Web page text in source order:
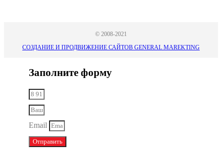
© 2008-2021
СОЗДАНИЕ И ПРОДВИЖЕНИЕ САЙТОВ GENERAL MAREKTING
Заполните форму
Email
Отправить